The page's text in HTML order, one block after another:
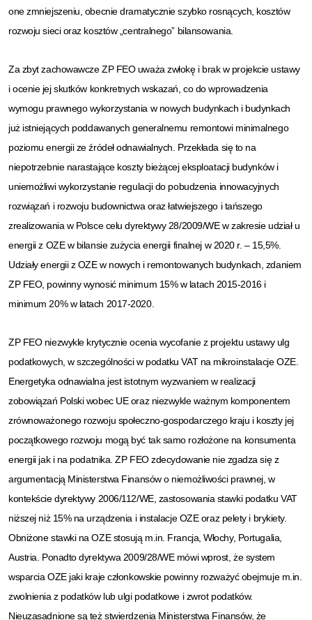
one zmniejszeniu, obecnie dramatycznie szybko rosnących, kosztów
rozwoju sieci oraz kosztów „centralnego” bilansowania.
Za zbyt zachowawcze ZP FEO uważa zwłokę i brak w projekcie ustawy
i ocenie jej skutków konkretnych wskazań, co do wprowadzenia
wymogu prawnego wykorzystania w nowych budynkach i budynkach
już istniejących poddawanych generalnemu remontowi minimalnego
poziomu energii ze źródeł odnawialnych. Przekłada się to na
niepotrzebnie narastające koszty bieżącej eksploatacji budynków i
uniemożliwi wykorzystanie regulacji do pobudzenia innowacyjnych
rozwiązań i rozwoju budownictwa oraz łatwiejszego i tańszego
zrealizowania w Polsce celu dyrektywy 28/2009/WE w zakresie udział u
energii z OZE w bilansie zużycia energii finalnej w 2020 r. – 15,5%.
Udziały energii z OZE w nowych i remontowanych budynkach, zdaniem
ZP FEO, powinny wynosić minimum 15% w latach 2015-2016 i
minimum 20% w latach 2017-2020.
ZP FEO niezwykle krytycznie ocenia wycofanie z projektu ustawy ulg
podatkowych, w szczególności w podatku VAT na mikroinstalacje OZE.
Energetyka odnawialna jest istotnym wyzwaniem w realizacji
zobowiązań Polski wobec UE oraz niezwykle ważnym komponentem
zrównoważonego rozwoju społeczno-gospodarczego kraju i koszty jej
początkowego rozwoju mogą być tak samo rozłożone na konsumenta
energii jak i na podatnika. ZP FEO zdecydowanie nie zgadza się z
argumentacją Ministerstwa Finansów o niemożliwości prawnej, w
kontekście dyrektywy 2006/112/WE, zastosowania stawki podatku VAT
niższej niż 15% na urządzenia i instalacje OZE oraz pelety i brykiety.
Obniżone stawki na OZE stosują m.in. Francja, Włochy, Portugalia,
Austria. Ponadto dyrektywa 2009/28/WE mówi wprost, że system
wsparcia OZE jaki kraje członkowskie powinny rozważyć obejmuje m.in.
zwolnienia z podatków lub ulgi podatkowe i zwrot podatków.
Nieuzasadnione są też stwierdzenia Ministerstwa Finansów, że